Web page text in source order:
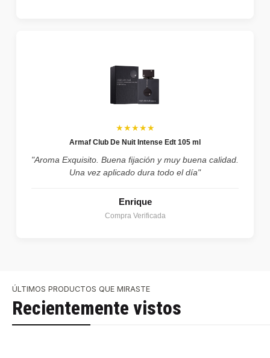
★★★★★
Armaf Club De Nuit Intense Edt 105 ml
"Aroma Exquisito. Buena fijación y muy buena calidad.
Una vez aplicado dura todo el día"
Enrique
Compra Verificada
ÚLTIMOS PRODUCTOS QUE MIRASTE
Recientemente vistos